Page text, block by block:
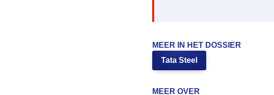
MEER IN HET DOSSIER
Tata Steel
MEER OVER